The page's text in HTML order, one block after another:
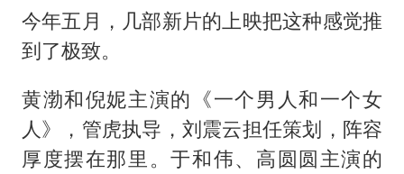
今年五月，几部新片的上映把这种感觉推
到了极致。
黄渤和倪妮主演的《一个男人和一个女
人》，管虎执导，刘震云担任策划，阵容
厚度摆在那里。于和伟、高圆圆主演的